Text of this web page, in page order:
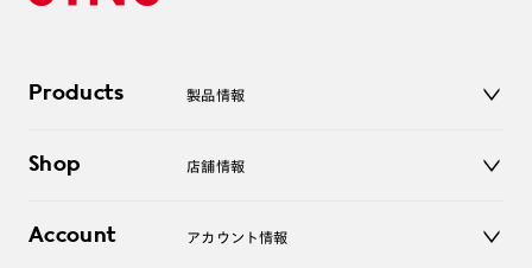
Products 製品情報
サングラス
コンタクトレンズ
Shop 店舗情報
オンラインショップ
Account アカウント情報